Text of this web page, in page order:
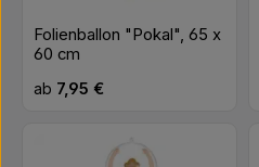
Folienballon "Pokal", 65 x
60 cm
Regulärer Preis:
ab 7,95 €